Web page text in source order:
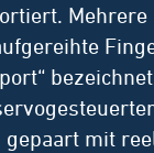
Mehrere
gepaart mit